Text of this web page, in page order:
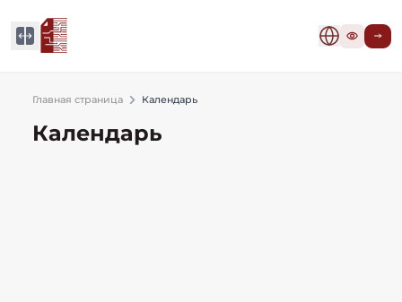
Главная страница Календарь
Календарь